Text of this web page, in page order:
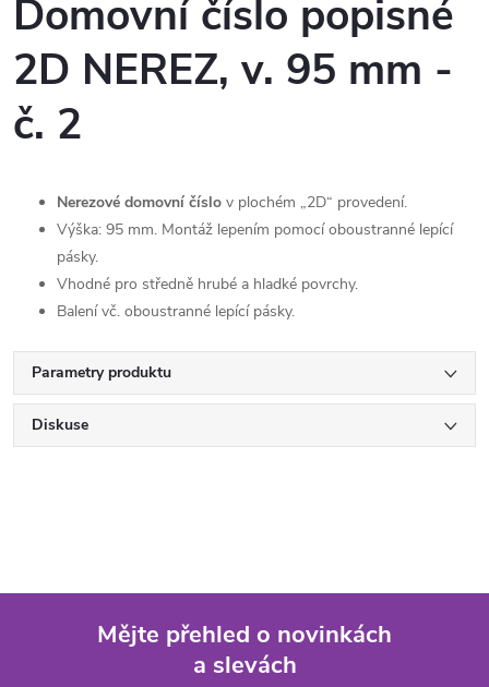
Domovní číslo popisné
2D NEREZ, v. 95 mm -
č. 2
Nerezové domovní číslo v plochém „2D“ provedení.
Výška: 95 mm. Montáž lepením pomocí oboustranné lepící
pásky.
Vhodné pro středně hrubé a hladké povrchy.
Balení vč. oboustranné lepící pásky.
Parametry produktu
Diskuse
Mějte přehled o novinkách
a slevách